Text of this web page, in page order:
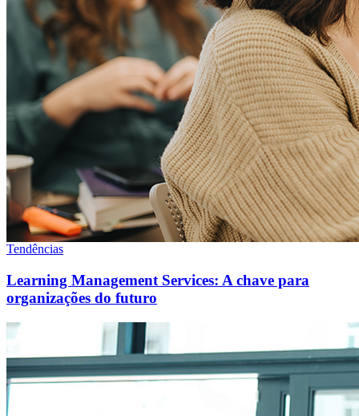
Tendências
Learning Management Services: A chave para
organizações do futuro